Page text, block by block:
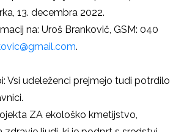
13. decembra 2022.
na: Uroš Brankovič, GSM: 040
.
Vsi udeleženci prejmejo tudi potrdilo
ZA ekološko kmetijstvo,